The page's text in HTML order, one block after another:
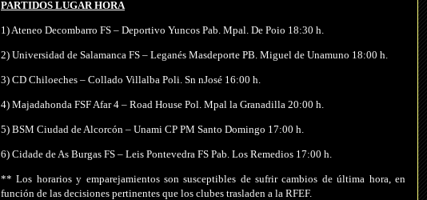
PARTIDOS LUGAR HORA
1) Ateneo Decombarro FS – Deportivo Yuncos Pab. Mpal. De Poio 18:30 h.
2) Universidad de Salamanca FS – Leganés Masdeporte PB. Miguel de Unamuno 18:00 h.
3) CD Chiloeches – Collado Villalba Poli. Sn nJosé 16:00 h.
4) Majadahonda FSF Afar 4 – Road House Pol. Mpal la Granadilla 20:00 h.
5) BSM Ciudad de Alcorcón – Unami CP PM Santo Domingo 17:00 h.
6) Cidade de As Burgas FS – Leis Pontevedra FS Pab. Los Remedios 17:00 h.
** Los horarios y emparejamientos son susceptibles de sufrir cambios de última hora, en
función de las decisiones pertinentes que los clubes trasladen a la RFEF.